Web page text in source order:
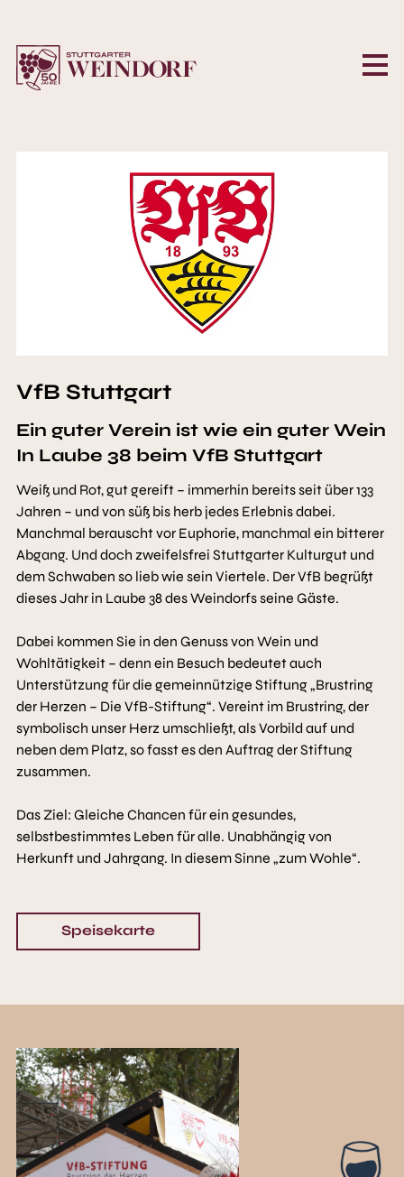
VfB Stuttgart
Ein guter Verein ist wie ein guter Wein
In Laube 38 beim VfB Stuttgart
Weiß und Rot, gut gereift – immerhin bereits seit über 133
Jahren – und von süß bis herb jedes Erlebnis dabei.
Manchmal berauscht vor Euphorie, manchmal ein bitterer
Abgang. Und doch zweifelsfrei Stuttgarter Kulturgut und
dem Schwaben so lieb wie sein Viertele. Der VfB begrüßt
dieses Jahr in Laube 38 des Weindorfs seine Gäste.
Dabei kommen Sie in den Genuss von Wein und
Wohltätigkeit – denn ein Besuch bedeutet auch
Unterstützung für die gemeinnützige Stiftung „Brustring
der Herzen – Die VfB-Stiftung“. Vereint im Brustring, der
symbolisch unser Herz umschließt, als Vorbild auf und
neben dem Platz, so fasst es den Auftrag der Stiftung
zusammen.
Das Ziel: Gleiche Chancen für ein gesundes,
selbstbestimmtes Leben für alle. Unabhängig von
Herkunft und Jahrgang. In diesem Sinne „zum Wohle“.
Speisekarte